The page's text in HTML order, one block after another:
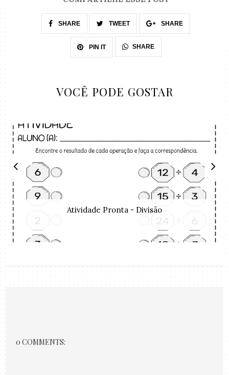
SHARE TWEET SHARE
PIN IT SHARE
VOCÊ PODE GOSTAR
Atividade Pronta - Divisão
0 COMMENTS: